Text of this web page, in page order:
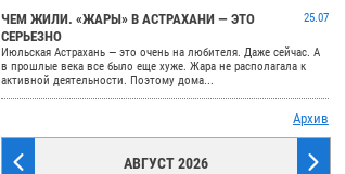
ЧЕМ ЖИЛИ. «ЖАРЫ» В АСТРАХАНИ — ЭТО
СЕРЬЕЗНО
25.07
Июльская Астрахань — это очень на любителя. Даже сейчас. А
в прошлые века все было еще хуже. Жара не располагала к
активной деятельности. Поэтому дома...
Архив
АВГУСТ 2026